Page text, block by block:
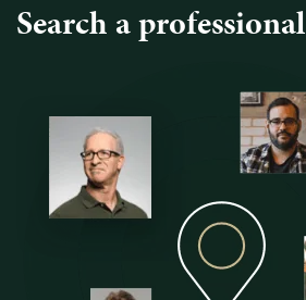
Search a professional